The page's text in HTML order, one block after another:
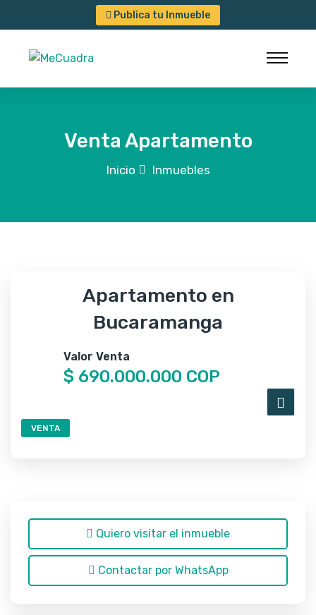
Publica tu Inmueble
Venta Apartamento
Inicio Inmuebles
Apartamento en
Bucaramanga
Valor Venta
$ 690.000.000 COP
VENTA
Quiero visitar el inmueble
Contactar por WhatsApp